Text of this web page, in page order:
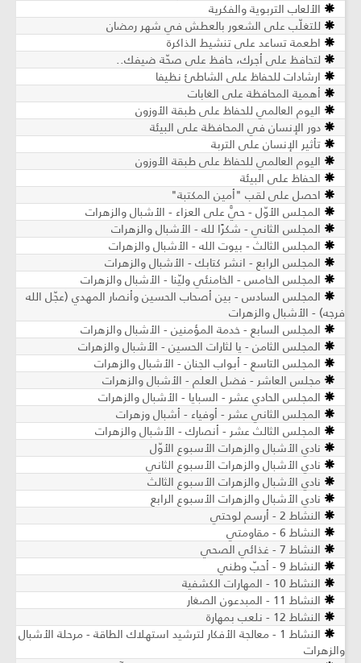
الألعاب التربوية والفكرية
للتغلّب على الشعور بالعطش في شهر رمضان
اطعمة تساعد على تنشيط الذاكرة
لتحافظ على أجرك، حافظ على صحّة ضيفك..
ارشادات للحفاظ على الشاطئ نظيفا
أهمية المحافظة على الغابات
اليوم العالمي للحفاظ على طبقة الأوزون
دور الإنسان في المحافظة على البيئة
تأثير الإنسان على التربة
اليوم العالمي للحفاظ على طبقة الأوزون
الحفاظ على البيئة
⁠⁠⁠احصل على لقب "أمين المكتبة"
المجلس الأوّل - حيَّ على العزاء - الأشبال والزهرات
المجلس الثاني - شكرًا لله - الأشبال والزهرات
المجلس الثالث - بيوت الله - الأشبال والزهرات
المجلس الرابع - انشر كتابك - الأشبال والزهرات
المجلس الخامس - الخامنئي وليّنا - الأشبال والزهرات
المجلس السادس - بين أصحاب الحسين وأنصار المهدي (عجّل الله
فرجه) - الأشبال والزهرات
المجلس السابع - خدمة المؤمنين - الأشبال والزهرات
المجلس الثامن - يا لثارات الحسين - الأشبال والزهرات
المجلس التاسع - أبواب الجنان - الأشبال والزهرات
مجلس العاشر - فضل العلم - الأشبال والزهرات
المجلس الحادي عشر - السبايا - الأشبال والزهرات
المجلس الثاني عشر - أوفياء - أشبال وزهرات
المجلس الثالث عشر - أنصارك - الأشبال والزهرات
نادي الأشبال والزهرات الأسبوع الأوّل
نادي الأشبال والزهرات الأسبوع الثاني
نادي الأشبال والزهرات الأسبوع الثالث
نادي الأشبال والزهرات الأسبوع الرابع
النشاط 2 - أرسم لوحتي
النشاط 6 - مقاومتي
النشاط 7 - غذائي الصحي
النشاط 9 - أحبّ وطني
النشاط 10 - المهارات الكشفية
النشاط 11 - المبدعون الصغار
النشاط 12 - نلعب بمهارة
النشاط 1 - معالجة الأفكار لترشيد استهلاك الطاقة - مرحلة الأشبال
والزهرات